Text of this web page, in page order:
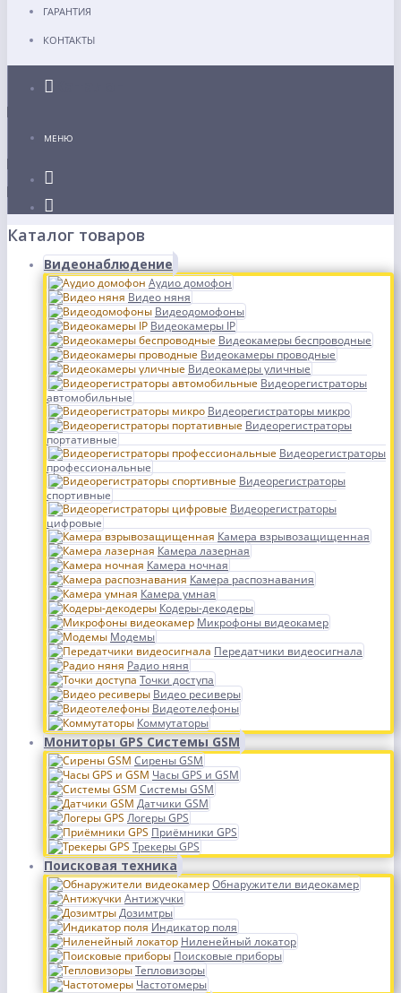
ГАРАНТИЯ
КОНТАКТЫ
МЕНЮ
Каталог товаров
Видеонаблюдение
Аудио домофон
Видео няня
Видеодомофоны
Видеокамеры IP
Видеокамеры беспроводные
Видеокамеры проводные
Видеокамеры уличные
Видеорегистраторы
автомобильные
Видеорегистраторы микро
Видеорегистраторы
портативные
Видеорегистраторы
профессиональные
Видеорегистраторы
спортивные
Видеорегистраторы
цифровые
Камера взрывозащищенная
Камера лазерная
Камера ночная
Камера распознавания
Камера умная
Кодеры-декодеры
Микрофоны видеокамер
Модемы
Передатчики видеосигнала
Радио няня
Точки доступа
Видео ресиверы
Видеотелефоны
Коммутаторы
Мониторы GPS Системы GSM
Сирены GSM
Часы GPS и GSM
Системы GSM
Датчики GSM
Логеры GPS
Приёмники GPS
Трекеры GPS
Поисковая техника
Обнаружители видеокамер
Антижучки
Дозимтры
Индикатор поля
Ниленейный локатор
Поисковые приборы
Тепловизоры
Частотомеры